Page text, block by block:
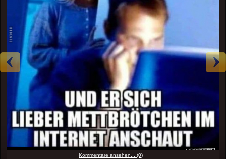
Kommentare ansehen... (0)